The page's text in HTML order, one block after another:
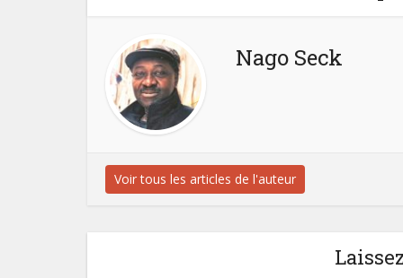
Nago Seck
Voir tous les articles de l'auteur